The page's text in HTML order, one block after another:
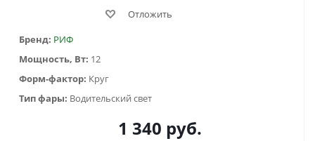
Отложить
Бренд: РИФ
Мощность, Вт: 12
Форм-фактор: Круг
Тип фары: Водительский свет
1 340 руб.